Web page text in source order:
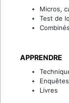
Micros,
Test de
APPRENDRE
Enquêtes
Livres